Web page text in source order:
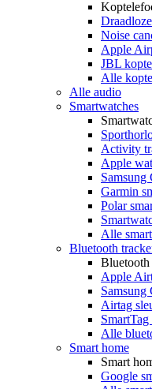
Noise
Apple
JBL
Alle
Alle audio
Smartwatches
Activity
Apple
Samsung
Garmin
Polar
Alle
Bluetooth
Bluetooth
Apple
Samsung
Airtag
Alle
Smart home
Smart
Google